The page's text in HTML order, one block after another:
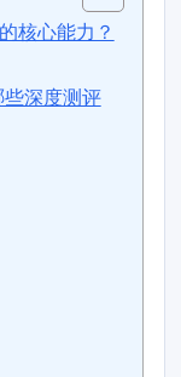
核心能力？
深度测评